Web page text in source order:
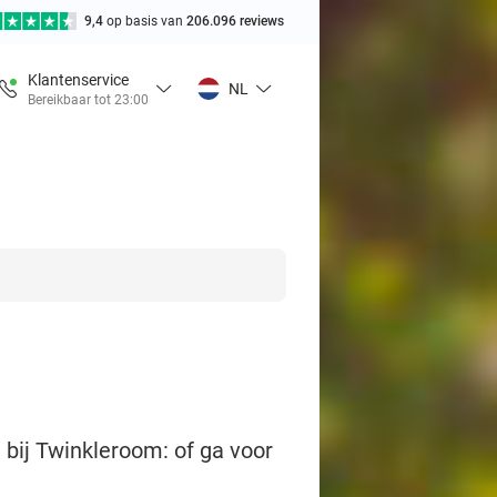
9,4 op basis van 206.096 reviews
Klantenservice
Bereikbaar tot 23:00
NL
Twinkleroom: of ga voor